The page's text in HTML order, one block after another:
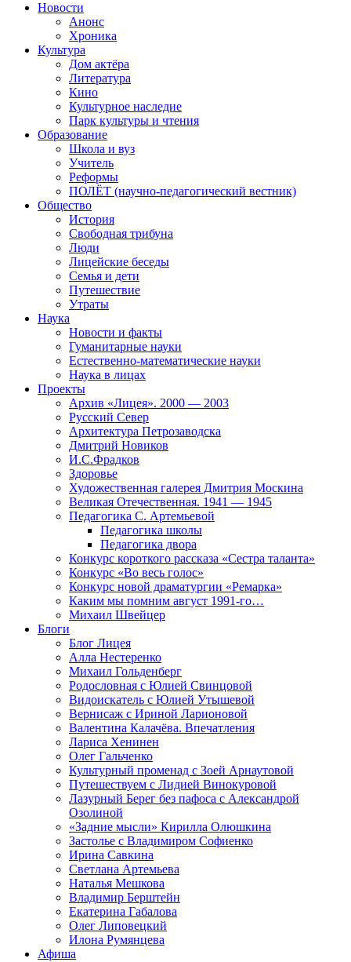
Новости
Анонс
Хроника
Культура
Дом актёра
Литература
Кино
Культурное наследие
Парк культуры и чтения
Образование
Школа и вуз
Учитель
Реформы
ПОЛЁТ (научно-педагогический вестник)
Общество
История
Свободная трибуна
Люди
Лицейские беседы
Семья и дети
Путешествие
Утраты
Наука
Новости и факты
Гуманитарные науки
Естественно-математические науки
Наука в лицах
Проекты
Архив «Лицея». 2000 — 2003
Русский Север
Архитектура Петрозаводска
Дмитрий Новиков
И.С.Фрадков
Здоровье
Художественная галерея Дмитрия Москина
Великая Отечественная. 1941 — 1945
Педагогика С. Артемьевой
Педагогика школы
Педагогика двора
Конкурс короткого рассказа «Сестра таланта»
Конкурс «Во весь голос»
Конкурс новой драматургии «Ремарка»
Каким мы помним август 1991-го…
Михаил Швейцер
Блоги
Блог Лицея
Алла Нестеренко
Михаил Гольденберг
Родословная с Юлией Свинцовой
Видоискатель с Юлией Утышевой
Вернисаж с Ириной Ларионовой
Валентина Калачёва. Впечатления
Лариса Хенинен
Олег Гальченко
Культурный променад с Зоей Арнаутовой
Путешествуем с Лидией Винокуровой
Лазурный Берег без пафоса с Александрой
Озолиной
«Задние мысли» Кирилла Олюшкина
Застолье с Владимиром Софиенко
Ирина Савкина
Светлана Артемьева
Наталья Мешкова
Владимир Берштейн
Екатерина Габалова
Олег Липовецкий
Илона Румянцева
Афиша